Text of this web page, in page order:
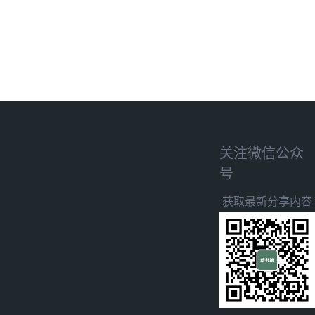
关注微信公众
号
获取最新分享内容